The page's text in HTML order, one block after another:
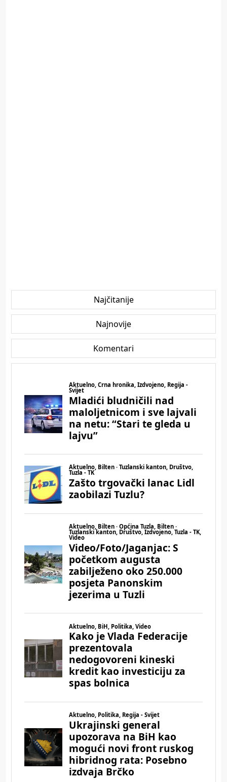
Najčitanije
Najnovije
Komentari